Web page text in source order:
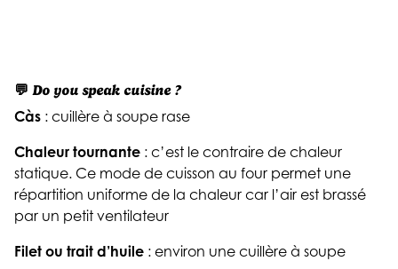
💬 Do you speak cuisine ?
Càs : cuillère à soupe rase
Chaleur tournante : c’est le contraire de chaleur
statique. Ce mode de cuisson au four permet une
répartition uniforme de la chaleur car l’air est brassé
par un petit ventilateur
Filet ou trait d’huile : environ une cuillère à soupe